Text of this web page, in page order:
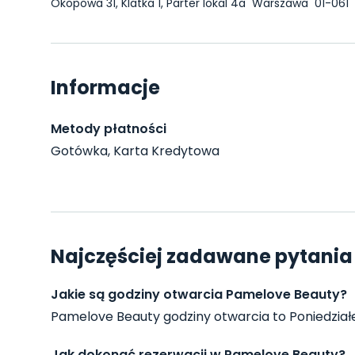
Okopowa 31, Klatka 1, Parter lokal 4a Warszawa 01-061
Informacje
Metody płatności
Gotówka, Karta Kredytowa
Najczęściej zadawane
Jakie są godziny otwarcia Pamelove Beauty?
Pamelove Beauty godziny otwarcia to